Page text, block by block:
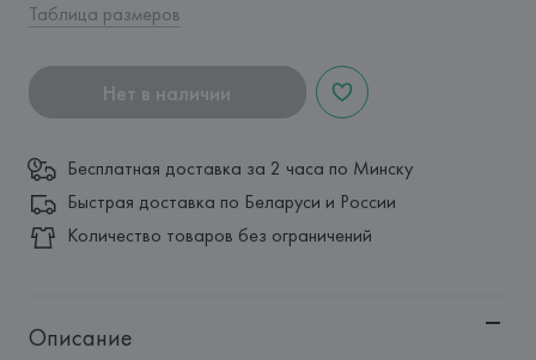
Таблица размеров
Нет в наличии
Бесплатная доставка за 2 часа по Минску
Быстрая доставка по Беларуси и России
Количество товаров без ограничений
Описание